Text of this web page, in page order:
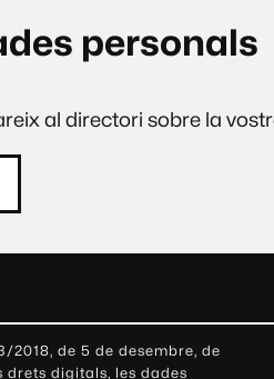
personals
al directori sobre la
de 5 de desembre, de
digitals, les dades